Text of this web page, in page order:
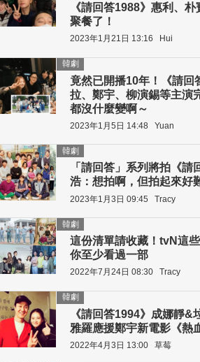
《請回答1988》惠利、
聚餐了！
2023年1月21日 13:16 Hui
竟然已開播10年！《請回
拉、鄭宇、柳演錫等主演
都沒什麼變啊～
韓劇
2023年1月5日 14:48 Yuan
「請回答」系列將拍《請
浩：想拍啊，但拍起來好
韓劇
2023年1月3日 09:45 Tracy
這份清單請收藏！tvN這
你至少看過一部
韓劇
2022年7月24日 08:30 Tracy
《請回答1994》成娜靜&
雅羅應援鄭宇新電影《熱
韓劇
2022年4月3日 13:00 草莓